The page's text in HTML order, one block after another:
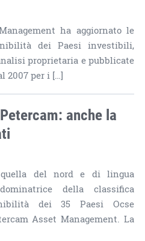
ha aggiornato le
dei Paesi investibili,
proprietaria e pubblicate
2007 per i […]
anche la
quella del nord e di lingua
della classifica
dei 35 Paesi Ocse
Asset Management. La